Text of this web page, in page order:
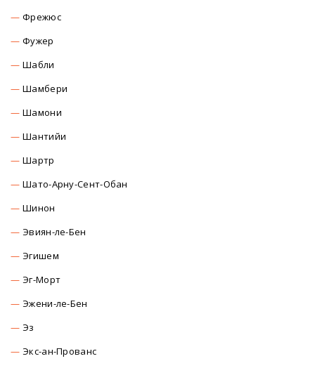
Фрежюс
Фужер
Шабли
Шамбери
Шамони
Шантийи
Шартр
Шато-Арну-Сент-Обан
Шинон
Эвиян-ле-Бен
Эгишем
Эг-Морт
Эжени-ле-Бен
Эз
Экс-ан-Прованс